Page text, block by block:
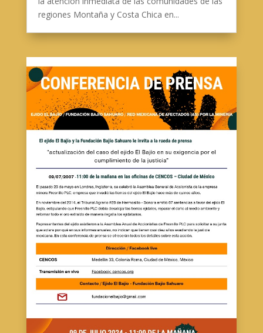
regiones Montaña y Costa Chica en...